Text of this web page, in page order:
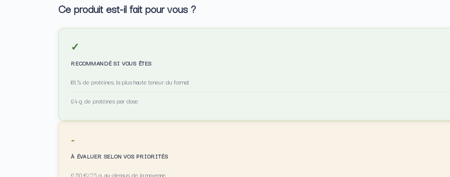
Ce produit est-il fait pour vous ?
✓
RECOMMANDÉ SI VOUS ÊTES
81 % de protéines, la plus haute teneur du format
24 g de protéines par dose
~
À ÉVALUER SELON VOS PRIORITÉS
2,50 €/25 g, au-dessus de la moyenne